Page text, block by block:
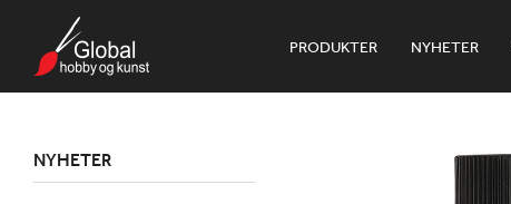
PRODUKTER NYHETER
NYHETER